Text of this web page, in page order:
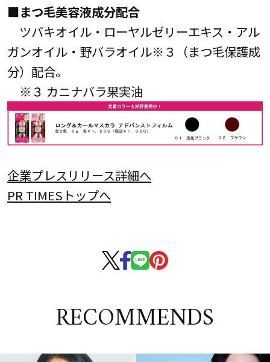
■まつ毛美容液成分配合
ツバキオイル・ローヤルゼリーエキス・アル
ガンオイル・野バラオイル※３（まつ毛保護成
分）配合。
※３ カニナバラ果実油
企業プレスリリース詳細へ
PR TIMESトップへ
RECOMMENDS